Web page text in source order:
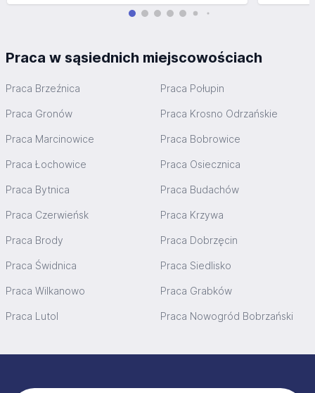
Praca w sąsiednich miejscowościach
Praca Brzeźnica Praca Połupin
Praca Gronów Praca Krosno Odrzańskie
Praca Marcinowice Praca Bobrowice
Praca Łochowice Praca Osiecznica
Praca Bytnica Praca Budachów
Praca Czerwieńsk Praca Krzywa
Praca Brody Praca Dobrzęcin
Praca Świdnica Praca Siedlisko
Praca Wilkanowo Praca Grabków
Praca Lutol Praca Nowogród Bobrzański